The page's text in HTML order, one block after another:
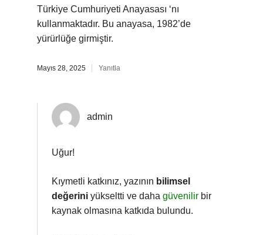
Türkiye Cumhuriyeti Anayasası ‘nı
kullanmaktadır. Bu anayasa, 1982’de
yürürlüğe girmiştir.
Mayıs 28, 2025 Yanıtla
admin
Uğur!
Kıymetli katkınız, yazının bilimsel
değerini yükseltti ve daha güvenilir bir
kaynak olmasına katkıda bulundu.